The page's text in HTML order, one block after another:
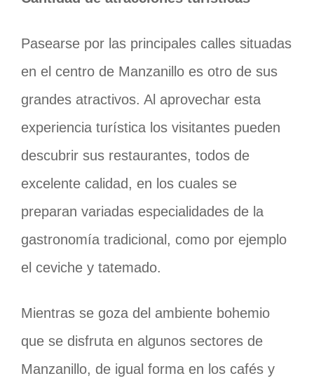
Pasearse por las principales calles situadas
en el centro de Manzanillo es otro de sus
grandes atractivos. Al aprovechar esta
experiencia turística los visitantes pueden
descubrir sus restaurantes, todos de
excelente calidad, en los cuales se
preparan variadas especialidades de la
gastronomía tradicional, como por ejemplo
el ceviche y tatemado.
Mientras se goza del ambiente bohemio
que se disfruta en algunos sectores de
Manzanillo, de igual forma en los cafés y